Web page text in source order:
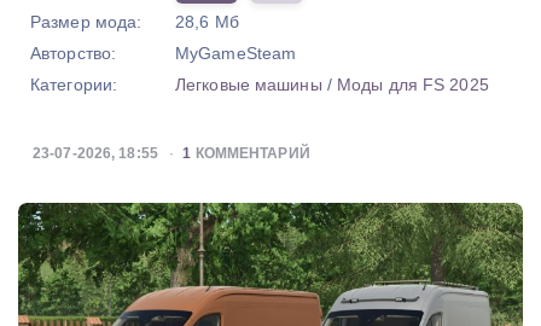
Размер мода:
28,6 Мб
Авторство:
MyGameSteam
Категории:
Легковые машины / Моды для FS 2025
23-07-2026, 18:55 1 КОММЕНТАРИЙ